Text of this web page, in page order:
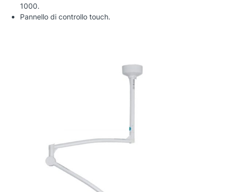
1000.
Pannello di controllo touch.